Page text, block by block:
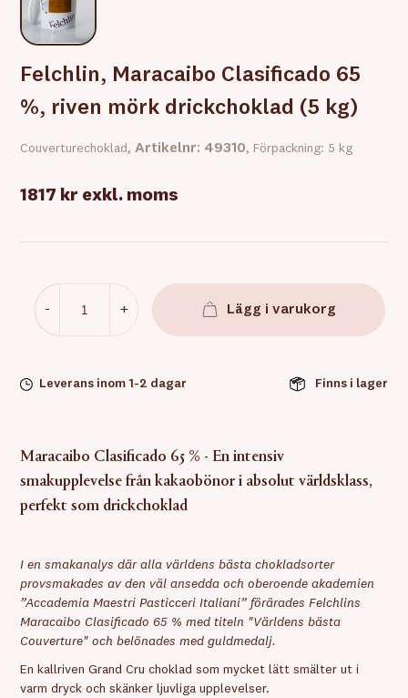
Felchlin, Maracaibo Clasificado 65
%, riven mörk drickchoklad (5 kg)
Couverturechoklad,Artikelnr: 49310, Förpackning: 5 kg
1817 kr exkl. moms
- + Lägg i varukorg
Leverans inom 1-2 dagar Finns i lager
Maracaibo Clasificado 65 % - En intensiv
smakupplevelse från kakaobönor i absolut världsklass,
perfekt som drickchoklad
I en smakanalys där alla världens bästa chokladsorter
provsmakades av den väl ansedda och oberoende akademien
”Accademia Maestri Pasticceri Italiani” förärades Felchlins
Maracaibo Clasificado 65 % med titeln "Världens bästa
Couverture" och belönades med guldmedalj.
En kallriven Grand Cru choklad som mycket lätt smälter ut i
varm dryck och skänker ljuvliga upplevelser.